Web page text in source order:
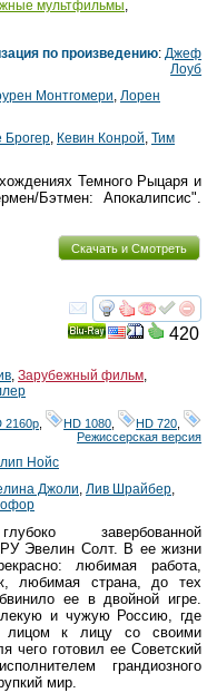
мультфильмы,
по произведению:Джеф
Лоуб
Монтгомери, Лорен
Брогер, Кевин Конрой, Тим
Темного Рыцаря и
Бэтмен: Апокалипсис".
Скачать и Смотреть
смотреть
420
, Зарубежный фильм,
2160р HD 1080 HD 720
Режиссерская версия
Нойс
Джоли, Лив Шрайбер,
завербованной
Эвелин Солт. В ее жизни
любимая работа,
любимая страна, до тех
ее в двойной игре.
и чужую Россию, где
лицом к лицу со своими
чего готовил ее Советский
грандиозного
мир.